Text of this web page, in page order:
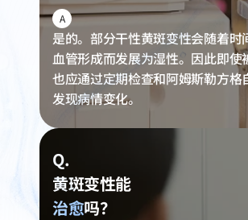
A
是的。部分干性黄斑变性会随着时
血管形成而发展为湿性。因此即使
也应通过定期检查和阿姆斯勒方格
发现病情变化。
Q.
黄斑变性能
治愈吗？